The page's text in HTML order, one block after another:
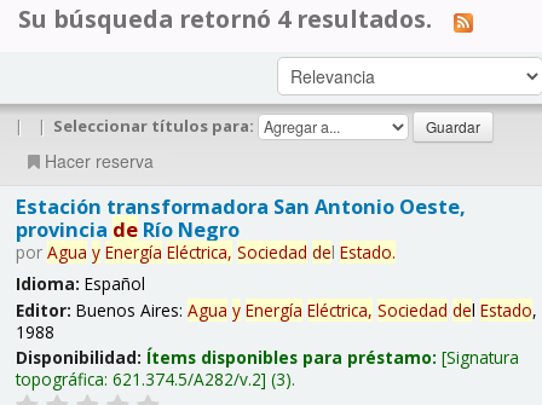
Su búsqueda retornó 4 resultados.
| | Seleccionar títulos para:
Hacer reserva
Estación transformadora San Antonio Oeste,
provincia deRío Negro
por Agua y Energía Eléctrica, Sociedad del Estado.
Idioma: Español
Editor: Buenos Aires: Agua y Energía Eléctrica, Sociedad del Estado,
1988
Disponibilidad: Ítems disponibles para préstamo: Signatura
topográfica: 621.374.5/A282/v.2 (3).